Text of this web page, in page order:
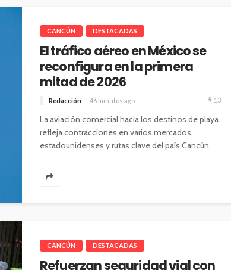
CANCÚN DESTACADAS
El tráfico aéreo en México se
reconfigura en la primera
mitad de 2026
Redacción 46 minutos ago 13
La aviación comercial hacia los destinos de playa
refleja contracciones en varios mercados
estadounidenses y rutas clave del país.Cancún,
CANCÚN DESTACADAS
Refuerzan seguridad vial con